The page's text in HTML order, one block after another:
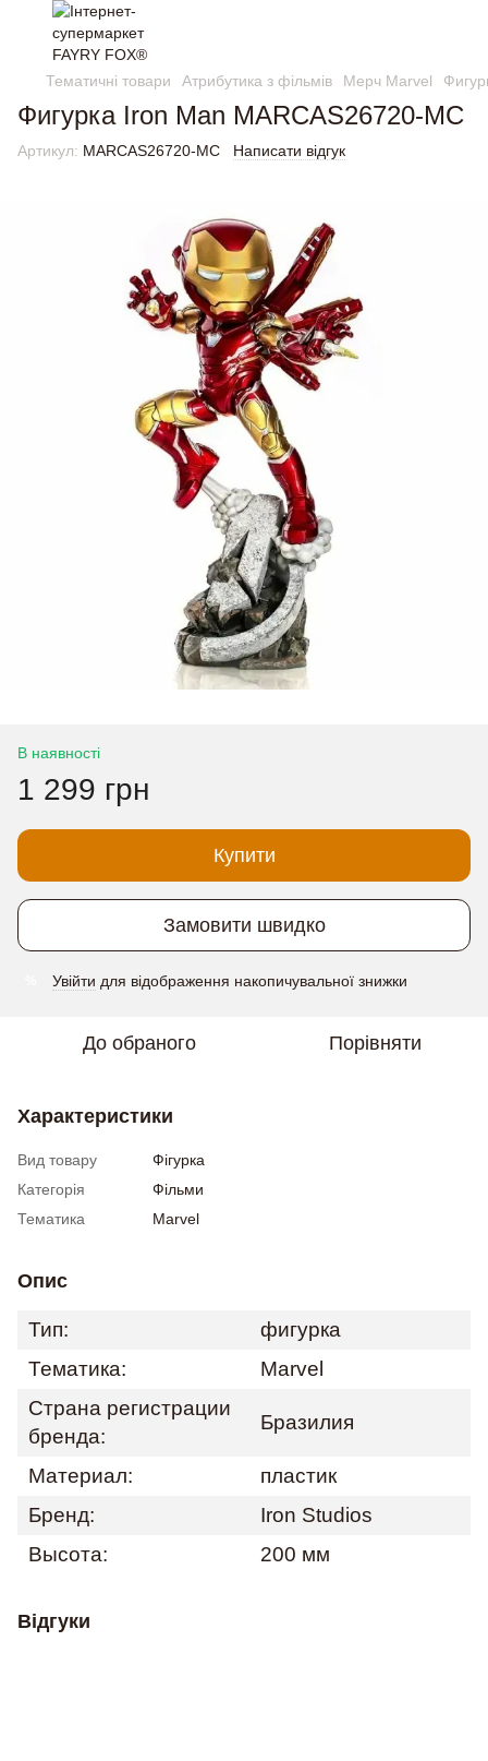
Тематичні товари Атрибутика з фільмів Мерч Marvel
Фигурка Iron Man MARCAS26720-MC
Артикул: MARCAS26720-MC Написати відгук
В наявності
1 299 грн
Купити
Замовити швидко
Увійти для відображення накопичувальної знижки
До обраного Порівняти
Характеристики
Вид товару
Фігурка
Категорія
Фільми
Тематика
Marvel
Опис
Тип:
фигурка
Тематика:
Marvel
Страна регистрации
бренда:
Бразилия
Материал:
пластик
Бренд:
Iron Studios
Высота:
200 мм
Відгуки